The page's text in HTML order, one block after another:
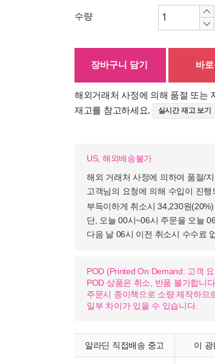
수량
장바구니 담기 바
해외거래처 사정에 의해 품절 또는
재고를 참고하세요.
실시간 재고 보기
US, 해외배송불가
해외 거래처 사정에 의하여 품절/
고객님의 요청에 의해 수입이 진
부득이하게 취소시 34,230원
단, 오늘 00시~06시 주문을 오늘
다음 날 06시 이전 취소시 수수료
POD (Printed On Demand: 고객
POD 상품은 취소, 반품 불가합니
주문시 종이책으로 소량 제작하므
일부 차이가 있을 수 있습니다.
알라딘 직접배송 중고 이